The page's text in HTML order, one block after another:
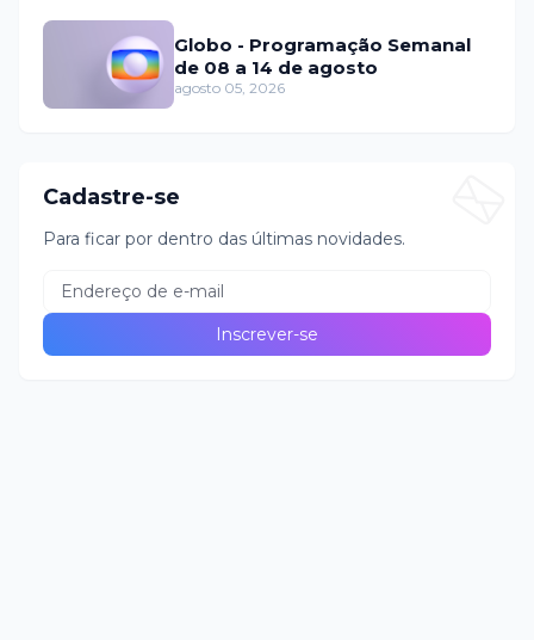
Globo - Programação Semanal
de 08 a 14 de agosto
agosto 05, 2026
Cadastre-se
Para ficar por dentro das últimas novidades.